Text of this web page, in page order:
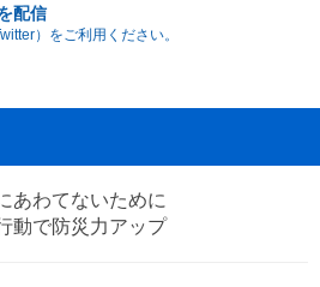
配信
）をご利用ください。
あわてないために
動で防災力アップ